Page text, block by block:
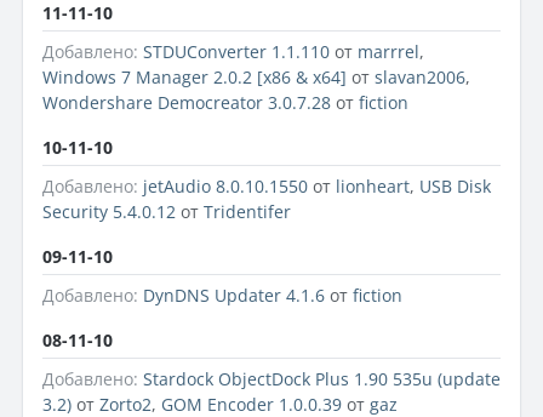
11-11-10
Добавлено: STDUConverter 1.1.110 от marrrel,
Windows 7 Manager 2.0.2 [x86 & x64] от slavan2006,
Wondershare Democreator 3.0.7.28 от fiction
10-11-10
Добавлено: jetAudio 8.0.10.1550 от lionheart, USB Disk
Security 5.4.0.12 от Tridentifer
09-11-10
Добавлено: DynDNS Updater 4.1.6 от fiction
08-11-10
Добавлено: Stardock ObjectDock Plus 1.90 535u (update
3.2) от Zorto2, GOM Encoder 1.0.0.39 от gaz